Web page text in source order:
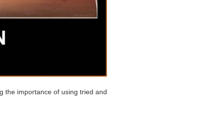
the importance of using tried and